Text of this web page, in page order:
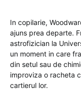
In copilarie,
ajuns prea departe.
astrofizician la
un moment in care
din setul sau de
improviza o racheta
cartierul lor.